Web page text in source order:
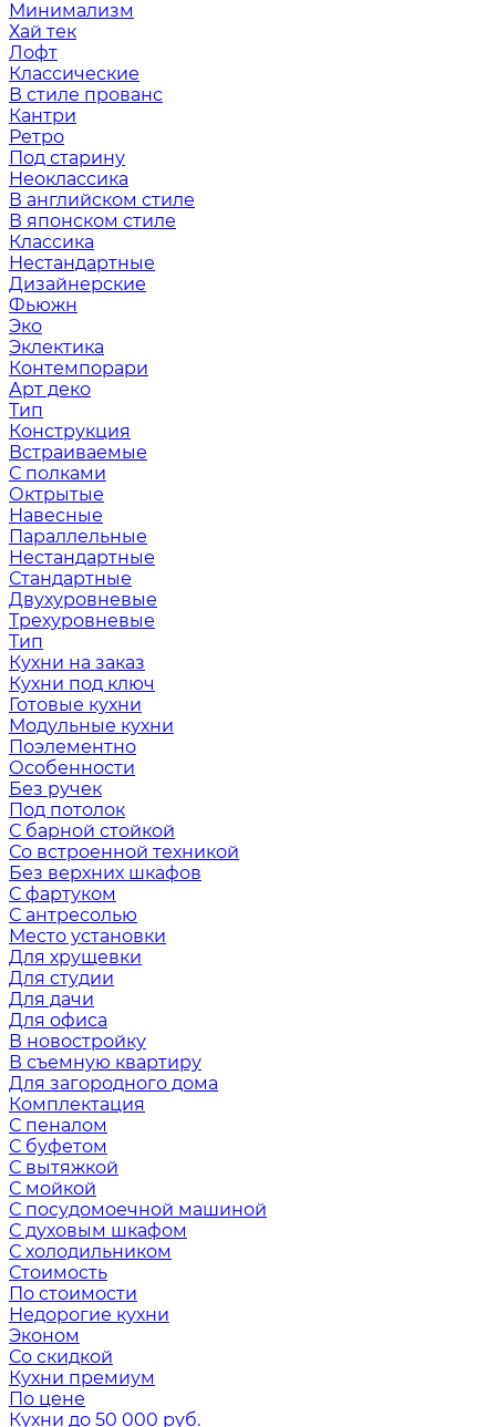
Минимализм
Хай тек
Лофт
Классические
В стиле прованс
Кантри
Ретро
Под старину
Неоклассика
В английском стиле
В японском стиле
Классика
Нестандартные
Дизайнерские
Фьюжн
Эко
Эклектика
Контемпорари
Арт деко
Тип
Конструкция
Встраиваемые
С полками
Октрытые
Навесные
Параллельные
Нестандартные
Стандартные
Двухуровневые
Трехуровневые
Тип
Кухни на заказ
Кухни под ключ
Готовые кухни
Модульные кухни
Поэлементно
Особенности
Без ручек
Под потолок
С барной стойкой
Со встроенной техникой
Без верхних шкафов
С фартуком
С антресолью
Место установки
Для хрущевки
Для студии
Для дачи
Для офиса
В новостройку
В съемную квартиру
Для загородного дома
Комплектация
С пеналом
С буфетом
С вытяжкой
С мойкой
С посудомоечной машиной
С духовым шкафом
С холодильником
Стоимость
По стоимости
Недорогие кухни
Эконом
Со скидкой
Кухни премиум
По цене
Кухни до 50 000 руб.